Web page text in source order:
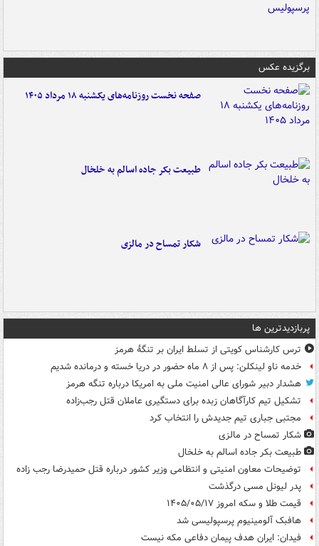
برگزیده عکس
صفحه نخست روزنامه‌های یکشنبه ۱۸ مرداد ۱۴۰۵
طبیعت بکر جاده اسالم به خلخال
شکار تمساح در مالزی
پربازدیدترین ها
ترس کارشناس کویتی از تسلط ایران بر تنگۀ هرمز
خدمه ناو لینکلن: پس از ۸ ماه حضور در دریا خسته و درمانده‌ شدیم
هشدار دبیر شورای عالی امنیت ملی به امریکا درباره تنگه هرمز
تشکیل تیم کارآگاهان زبده برای دستگیری عاملان قتل رجب‌زاده
مجتبی جباری تیم جدیدش را انتخاب کرد
شکار تمساح در مالزی
طبیعت بکر جاده اسالم به خلخال
توضیحات معاون امنیتی و انتظامی وزیر کشور درباره قتل حمیدرضا رجب زاده
پدر لیونل مسی درگذشت
قیمت طلا و سکه امروز ۱۴۰۵/۰۵/۱۷
هافبک آلومینیوم پرسپولیسی شد
فیدان: ایران هدف پیمان دفاعی مکه نیست